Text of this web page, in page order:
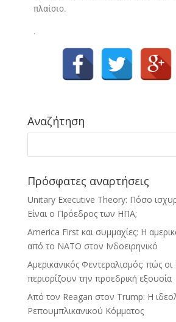
πλαίσιο.
.
Αναζήτηση
Πρόσφατες αναρτήσεις
Unitary Executive Theory: Πόσο
Είναι ο Πρόεδρος των ΗΠΑ;
America First και συμμαχίες: Η
από το ΝΑΤΟ στον Ινδοειρηνικό
Αμερικανικός Φεντεραλισμός: πώς οι
περιορίζουν την προεδρική εξουσία
Από τον Reagan στον Trump: Η
Ρεπουμπλικανικού Κόμματος